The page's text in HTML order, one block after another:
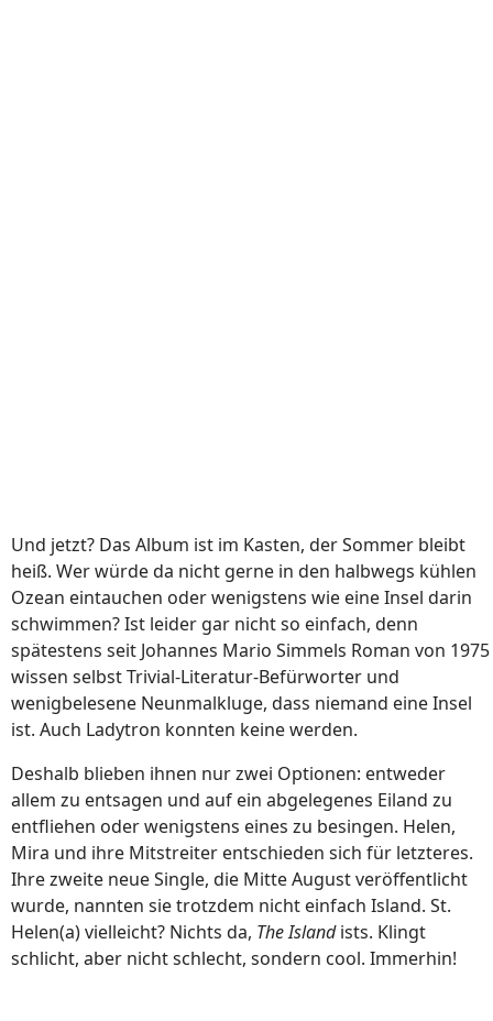
Und jetzt? Das Album ist im Kasten, der Sommer bleibt
heiß. Wer würde da nicht gerne in den halbwegs kühlen
Ozean eintauchen oder wenigstens wie eine Insel darin
schwimmen? Ist leider gar nicht so einfach, denn
spätestens seit Johannes Mario Simmels Roman von 1975
wissen selbst Trivial-Literatur-Befürworter und
wenigbelesene Neunmalkluge, dass niemand eine Insel
ist. Auch Ladytron konnten keine werden.
Deshalb blieben ihnen nur zwei Optionen: entweder
allem zu entsagen und auf ein abgelegenes Eiland zu
entfliehen oder wenigstens eines zu besingen. Helen,
Mira und ihre Mitstreiter entschieden sich für letzteres.
Ihre zweite neue Single, die Mitte August veröffentlicht
wurde, nannten sie trotzdem nicht einfach Island. St.
Helen(a) vielleicht? Nichts da, The Islandists. Klingt
schlicht, aber nicht schlecht, sondern cool. Immerhin!